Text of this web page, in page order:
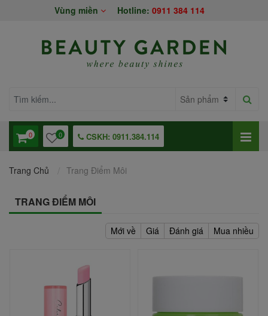
Vùng miền Hotline: 0911 384 114
0 0 CSKH: 0911.384.114
Trang Chủ Trang Điểm Môi
TRANG ĐIỂM MÔI
Mới về Giá Đánh giá Mua nhiều